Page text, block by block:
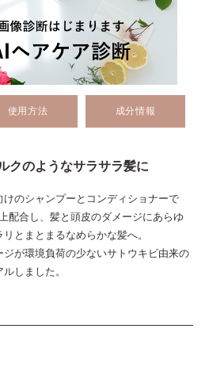
使用方法 成分情報
クのようなサラサラ髪に
けのシャンプーとコンディショナーで
配合し、髪と頭皮のダメージにあらゆ
とまとまるなめらかな髪へ。
が環境負荷の少ないサトウキビ由来の
しました。